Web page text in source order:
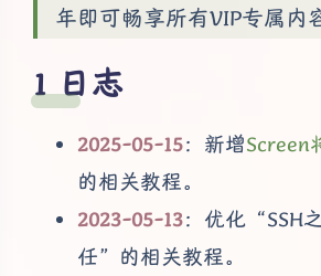
年即可畅享所有VIP专属内
日志
2025-05-15：新增Screen
的相关教程。
2023-05-13：优化“SSH
任”的相关教程。